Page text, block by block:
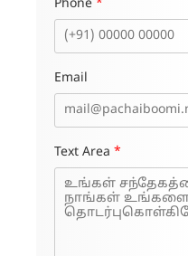
Phone *
Email
Text Area *